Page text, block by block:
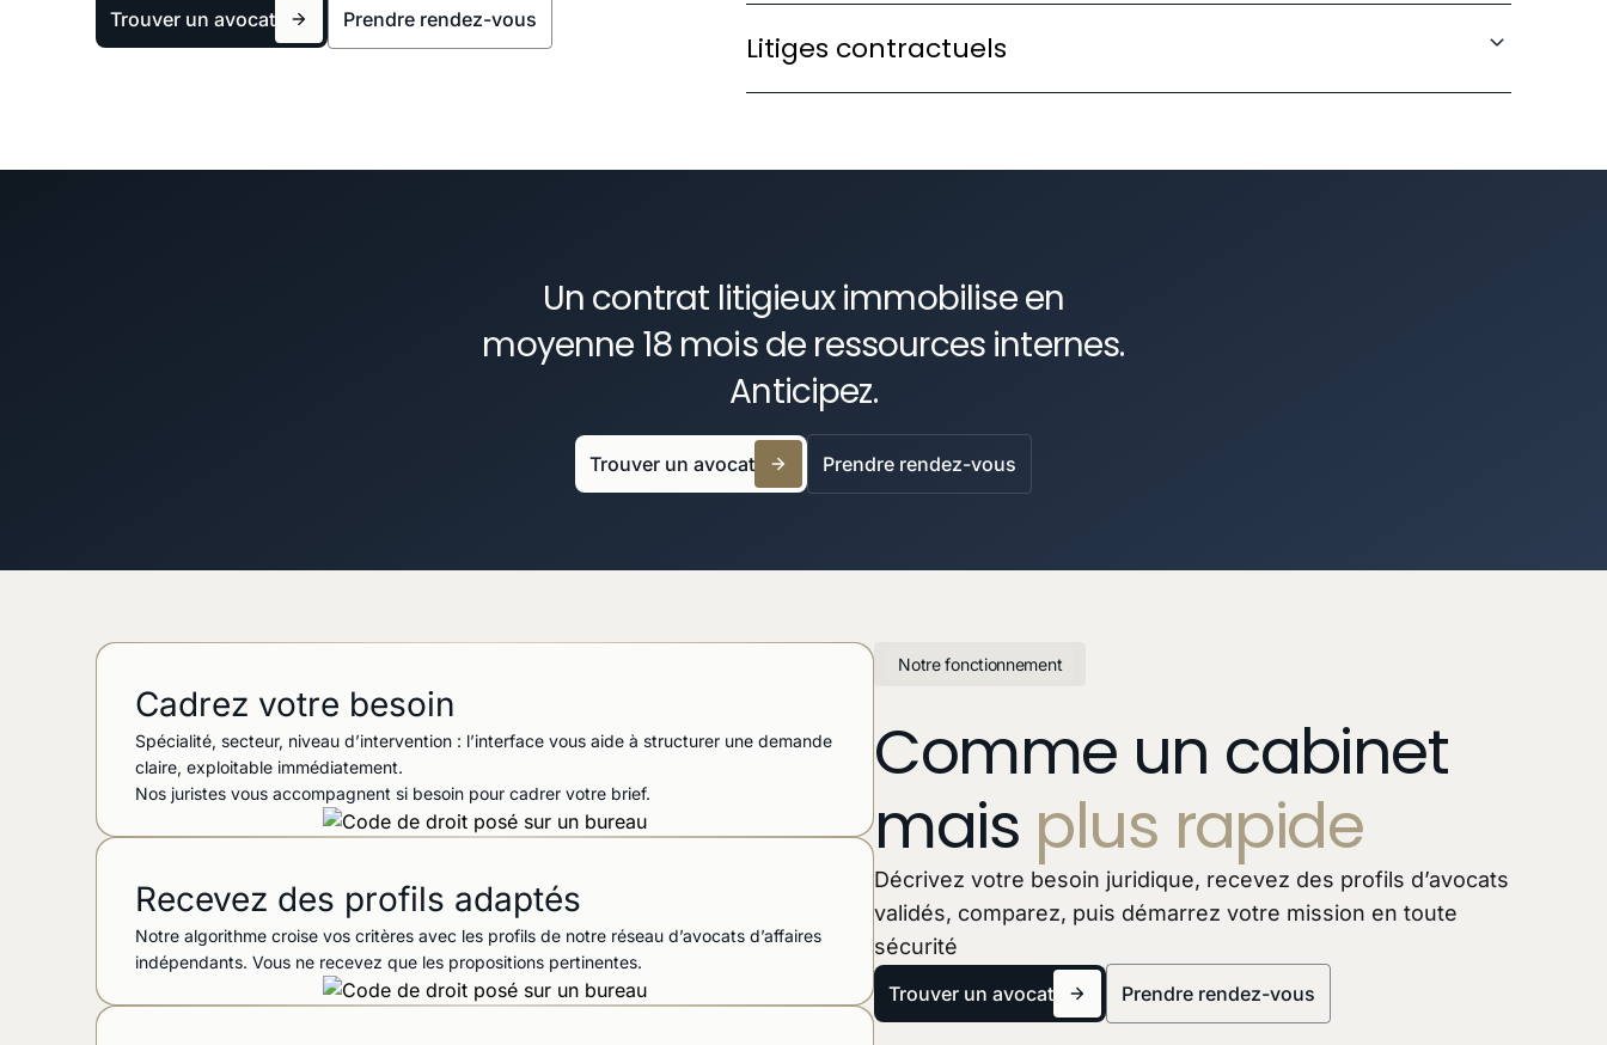
Trouver un avocat Prendre rendez-vous
En savoir plus
gouvernance clairs et des clauses de révision adaptées.
En savoir plus
Litiges contractuels
Un contrat litigieux immobilise en
moyenne 18 mois de ressources internes.
Anticipez.
Trouver un avocat Prendre rendez-vous
Cadrez votre besoin
Spécialité, secteur, niveau d’intervention : l’interface vous aide à structurer une demande
claire, exploitable immédiatement.
Nos juristes vous accompagnent si besoin pour cadrer votre brief.
Recevez des profils adaptés
Notre algorithme croise vos critères avec les profils de notre réseau d’avocats d’affaires
indépendants. Vous ne recevez que les propositions pertinentes.
Notre fonctionnement
Comme un cabinet
mais plus rapide
Décrivez votre besoin juridique, recevez des profils d’avocats
validés, comparez, puis démarrez votre mission en toute
sécurité
Trouver un avocat Prendre rendez-vous